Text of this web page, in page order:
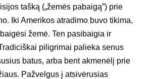
tašką („žemės pabaigą”) prie
Iki Amerikos atradimo buvo tikima,
žemė. Ten pasibaigia ir
piligrimai palieka senus
batus, arba bent akmenėlį prie
Pažvelgus į atsivėrusias